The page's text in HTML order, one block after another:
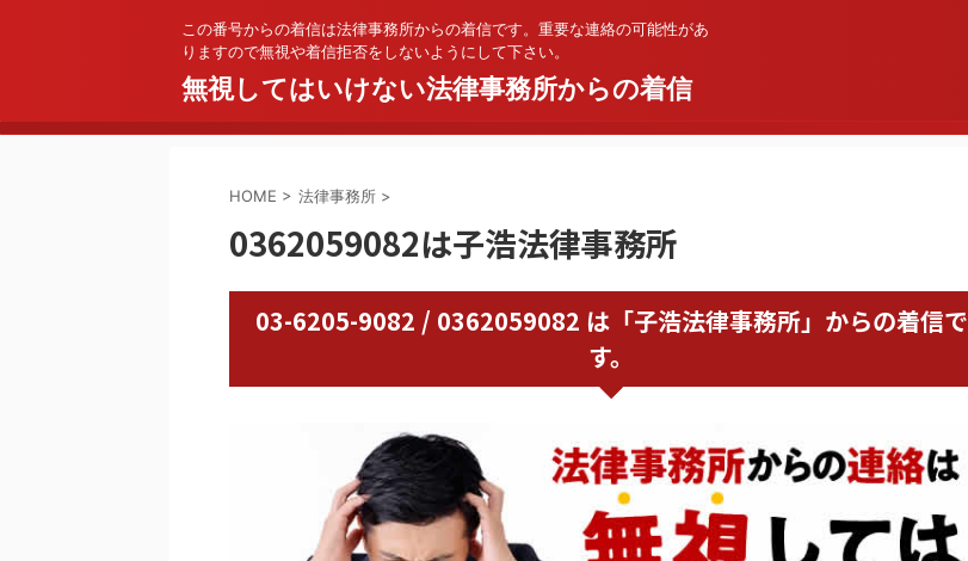
この番号からの着信は法律事務所からの着信です。重要な連絡の可能性があ
りますので無視や着信拒否をしないようにして下さい。
無視してはいけない法律事務所からの着信
HOME > 法律事務所 >
0362059082は子浩法律事務所
03-6205-9082 / 0362059082 は「子浩法律事務所」からの着信で
す。